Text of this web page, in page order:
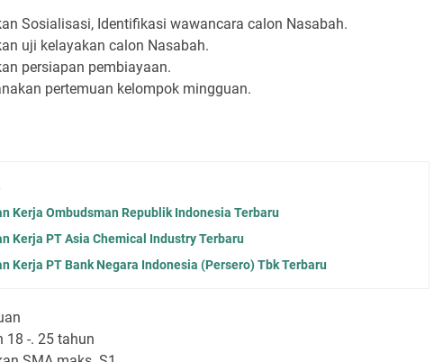
Sosialisasi, Identifikasi wawancara calon Nasabah.
uji kelayakan calon Nasabah.
persiapan pembiayaan.
pertemuan kelompok mingguan.
Kerja Ombudsman Republik Indonesia Terbaru
Kerja PT Asia Chemical Industry Terbaru
Kerja PT Bank Negara Indonesia (Persero) Tbk Terbaru
18 -. 25 tahun